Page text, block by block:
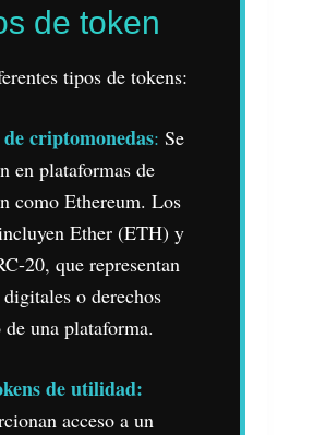
de token
tipos de tokens:
de criptomonedas: Se
en plataformas de
como Ethereum. Los
Ether (ETH) y
20, que representan
o derechos
de una plataforma.
de utilidad:
acceso a un